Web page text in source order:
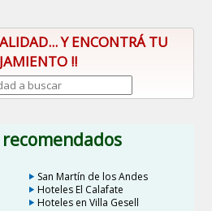
Y ENCONTRÁ TU
!!
San Martín de los Andes
Hoteles El Calafate
Hoteles en Villa Gesell